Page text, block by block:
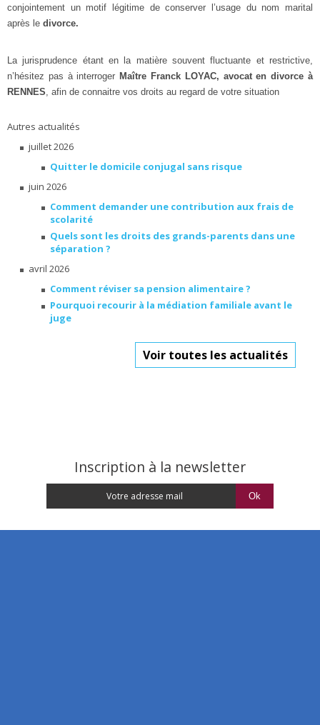
conjointement un motif légitime de conserver l’usage du nom marital
après le divorce.
La jurisprudence étant en la matière souvent fluctuante et restrictive,
n’hésitez pas à interroger Maître Franck LOYAC, avocat en divorce à
RENNES, afin de connaitre vos droits au regard de votre situation
Autres actualités
juillet 2026
Quitter le domicile conjugal sans risque
juin 2026
Comment demander une contribution aux frais de
scolarité
Quels sont les droits des grands-parents dans une
séparation ?
avril 2026
Comment réviser sa pension alimentaire ?
Pourquoi recourir à la médiation familiale avant le
juge
Voir toutes les actualités
Inscription à la newsletter